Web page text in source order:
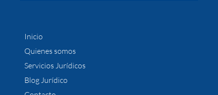
Inicio
Quienes somos
Servicios Jurídicos
Blog Jurídico